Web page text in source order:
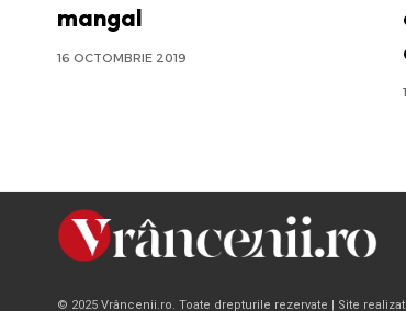
mangal
16 OCTOMBRIE 2019
© 2025 Vrâncenii.ro. Toate drepturile rezervate | Site